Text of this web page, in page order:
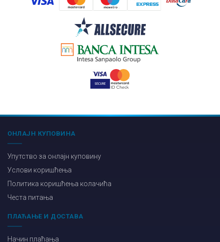
ОНЛАЈН КУПОВИНА
Упутство за онлајн куповину
Услови коришћења
Политика коришћења колачића
Честа питања
ПЛАЋАЊЕ И ДОСТАВА
Начин плаћања